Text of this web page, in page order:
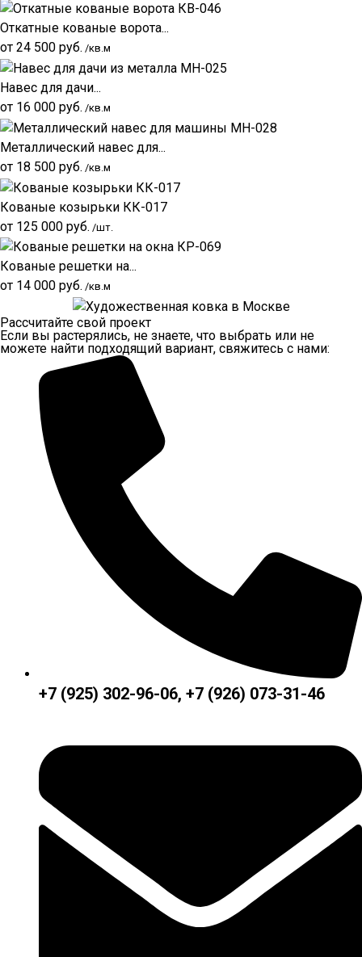
Откатные кованые ворота...
от 24 500 руб. /кв.м
Навес для дачи...
от 16 000 руб. /кв.м
Металлический навес для...
от 18 500 руб. /кв.м
Кованые козырьки КК-017
от 125 000 руб. /шт.
Кованые решетки на...
от 14 000 руб. /кв.м
Рассчитайте свой проект
Если вы растерялись, не знаете, что выбрать или не
можете найти подходящий вариант, свяжитесь с нами:
+7 (925) 302-96-06, +7 (926) 073-31-46